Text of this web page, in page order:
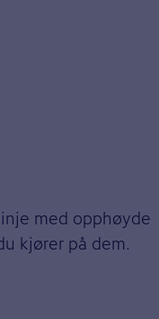
med opphøyde
kjører på dem.